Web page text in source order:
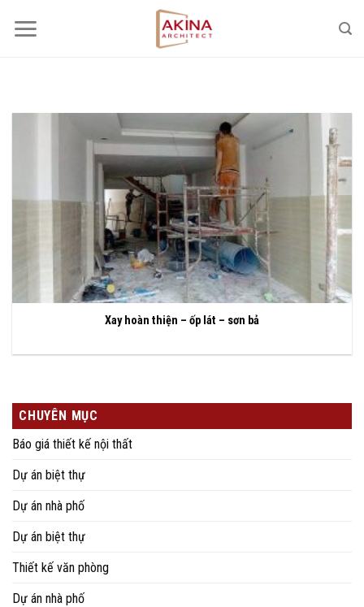
qua
Xay hoàn thiện – ốp lát – sơn bả
CHUYÊN MỤC
Báo giá thiết kế nội thất
Dự án biệt thự
Dự án nhà phố
Dự án biệt thự
Thiết kế văn phòng
Dự án nhà phố